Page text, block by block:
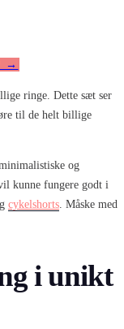
→
ringe. Dette sæt ser
til de helt billige
og
kunne fungere godt i
cykelshorts . Måske med
i unikt